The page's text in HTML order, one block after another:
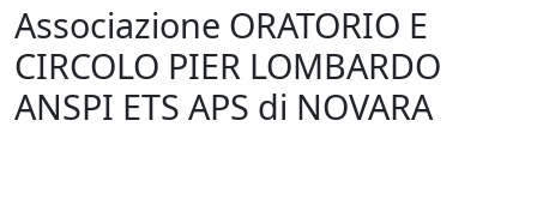
Associazione ORATORIO E
CIRCOLO PIER LOMBARDO
ANSPI ETS APS di NOVARA